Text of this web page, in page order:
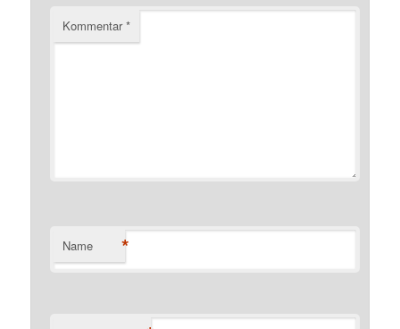
Kommentar*
Name *